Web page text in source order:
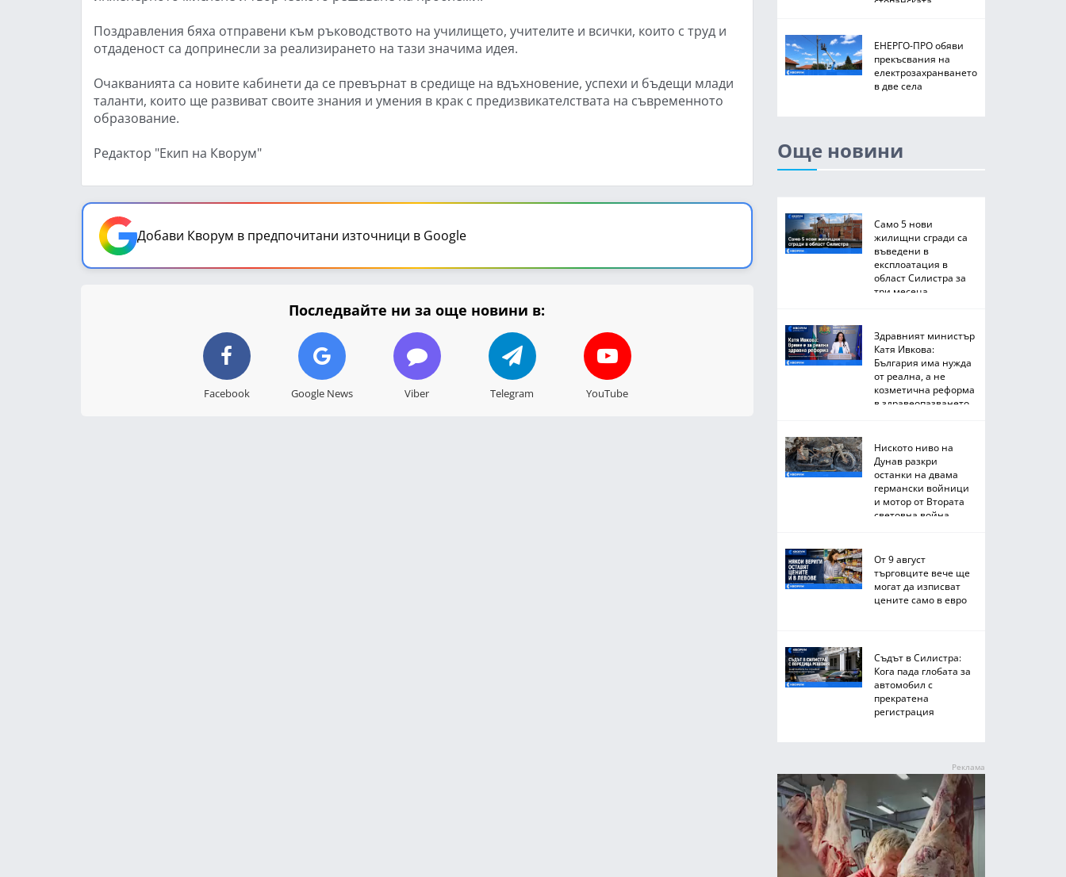
Поздравления бяха отправени към ръководството на училището, учителите и всички, които с труд и
отдаденост са допринесли за реализирането на тази значима идея.
Очакванията са новите кабинети да се превърнат в средище на вдъхновение, успехи и бъдещи млади
таланти, които ще развиват своите знания и умения в крак с предизвикателствата на съвременното
образование.
Редактор "Екип на Кворум"
Добави Кворум в предпочитани източници в Google
Последвайте ни за още новини в:
Facebook Google News Viber Telegram YouTube
ЕНЕРГО-ПРО обяви
прекъсвания на
електрозахранването
в две села
Още новини
Само 5 нови
жилищни сгради са
въведени в
експлоатация в
област Силистра за
три месеца
Здравният министър
Катя Ивкова:
България има нужда
от реална, а не
козметична реформа
в здравеопазването
Ниското ниво на
Дунав разкри
останки на двама
германски войници
и мотор от Втората
световна война
От 9 август
търговците вече ще
могат да изписват
цените само в евро
Съдът в Силистра:
Кога пада глобата за
автомобил с
прекратена
регистрация